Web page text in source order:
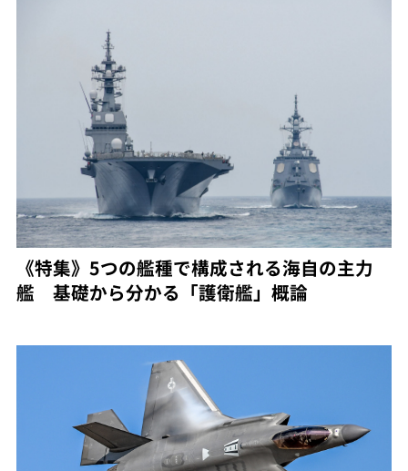
《特集》5つの艦種で構成される海自の主力
艦 基礎から分かる「護衛艦」概論